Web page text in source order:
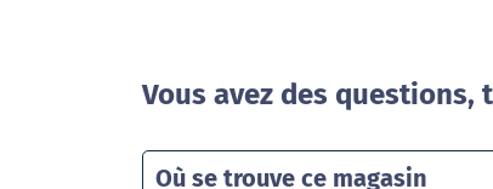
Vous avez des questions,
Où se trouve ce magasin